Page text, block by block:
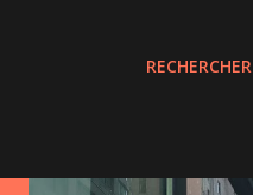
RECHERCHER